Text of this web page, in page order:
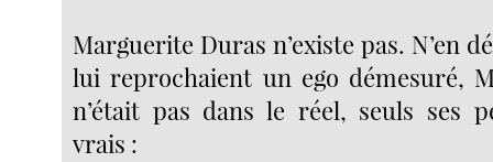
Marguerite Duras n’existe pas. N’en
lui reprochaient un ego démesuré,
n’était pas dans le réel, seuls ses
vrais :